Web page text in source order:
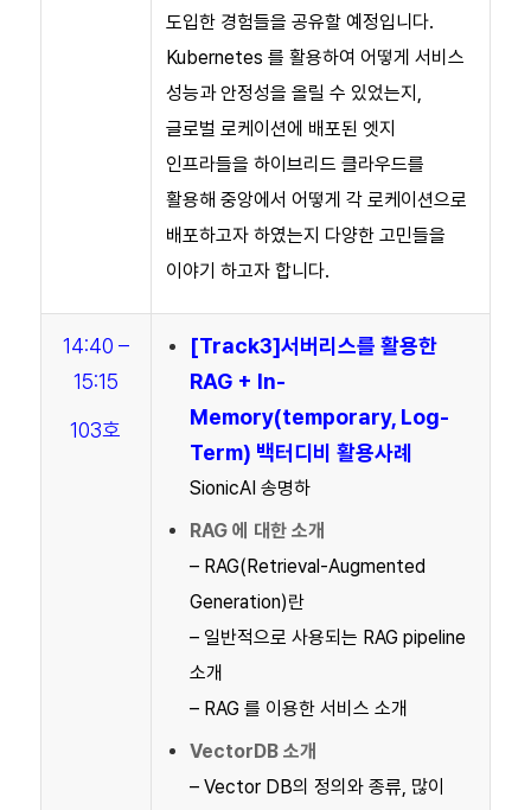
도입한 경험들을 공유할 예정입니다.
Kubernetes 를 활용하여 어떻게 서비스
성능과 안정성을 올릴 수 있었는지,
글로벌 로케이션에 배포된 엣지
인프라들을 하이브리드 클라우드를
활용해 중앙에서 어떻게 각 로케이션으로
배포하고자 하였는지 다양한 고민들을
이야기 하고자 합니다.
14:40 –
15:15
103호
[Track3]서버리스를 활용한
RAG + In-
Memory(temporary, Log-
Term) 백터디비 활용사례
SionicAI 송명하
RAG 에 대한 소개
– RAG(Retrieval-Augmented
Generation)란
– 일반적으로 사용되는 RAG pipeline
소개
– RAG 를 이용한 서비스 소개
VectorDB 소개
– Vector DB의 정의와 종류, 많이